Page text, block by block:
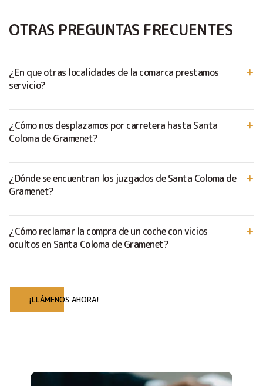
OTRAS PREGUNTAS FRECUENTES
¿En que otras localidades de la comarca prestamos
servicio?
¿Cómo nos desplazamos por carretera hasta Santa
Coloma de Gramenet?
¿Dónde se encuentran los juzgados de Santa Coloma de
Gramenet?
¿Cómo reclamar la compra de un coche con vicios
ocultos en Santa Coloma de Gramenet?
¡LLÁMENOS AHORA!